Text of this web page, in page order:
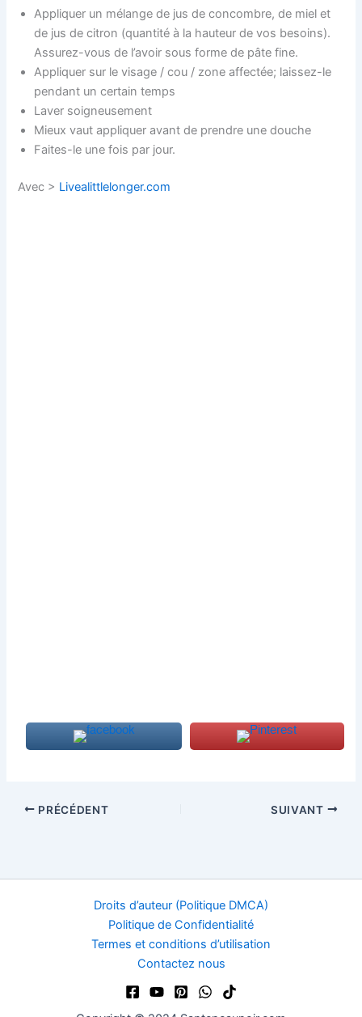
Appliquer un mélange de jus de concombre, de miel et
de jus de citron (quantité à la hauteur de vos besoins).
Assurez-vous de l’avoir sous forme de pâte fine.
Appliquer sur le visage / cou / zone affectée; laissez-le
pendant un certain temps
Laver soigneusement
Mieux vaut appliquer avant de prendre une douche
Faites-le une fois par jour.
Avec > Livealittlelonger.com
PRÉCÉDENT SUIVANT
Droits d’auteur (Politique DMCA)
Politique de Confidentialité
Termes et conditions d’utilisation
Contactez nous